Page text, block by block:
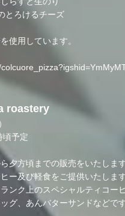
とろけるチーズ
使用しています。
roastery
頃予定
夕方頃までの販売をいたします
ー及び軽食をご提供いたします
ンク上のスペシャルティコー
グ、あんバターサンドなどです